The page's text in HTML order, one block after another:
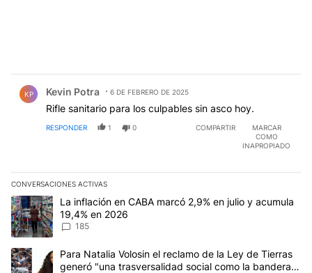
KP Kevin Potra 6 DE FEBRERO DE 2025
Rifle sanitario para los culpables sin asco hoy.
RESPONDER 1 0 COMPARTIR
MARCAR
COMO
INAPROPIADO
CONVERSACIONES ACTIVAS
Este listado muestra los artículos con más comentarios en los
Un artículo de tendencia con el título "La inflación en CABA
La inflación en CABA marcó 2,9% en julio y acumula
19,4% en 2026
185
Un artículo de tendencia con el título "Para Natalia Volosin el
Para Natalia Volosin el reclamo de la Ley de Tierras
generó "una trasversalidad social como la bandera